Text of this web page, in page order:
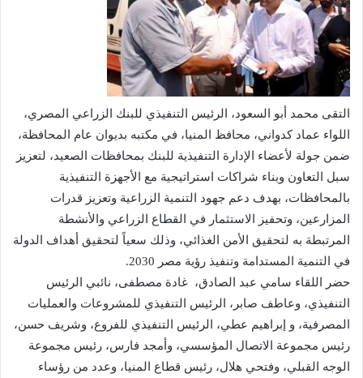
التقى محمد أبو السعود، الرئيس التنفيذي للبنك الزراعي المصري،
اللواء عماد كدواني، محافظ المنيا، في مكتبه بديوان عام المحافظة،
ضمن جولة لأعضاء الإدارة التنفيذية للبنك بمحافظات الصعيد، لتعزيز
سبل التعاون وبناء شراكات استراتيجية مع الأجهزة التنفيذية
بالمحافظات، بهدف دعم جهود التنمية الزراعية وتعزيز قدرات
المزارعين، وتحفيز الاستثمار في القطاع الزراعي والأنشطة
المرتبطة به لتحقيق الأمن الغذائي، وذلك سعياً لتحقيق أهداف الدولة
في التنمية المستدامة وتنفيذ رؤية مصر 2030.
حضر اللقاء سامي عبد الصادق، غادة مصطفى، نائبي الرئيس
التنفيذي، وعاطف صابر، الرئيس التنفيذي للمشروعات والعمليات
المصرفية، و إبراهيم عطي، الرئيس التنفيذي للفروع، وشريف حسن،
رئيس مجموعة الاتصال المؤسسي، وأمجد فارس، رئيس مجموعة
الوجه القبلي، وفتحي هلال، رئيس قطاع المنيا، وعدد من رؤساء